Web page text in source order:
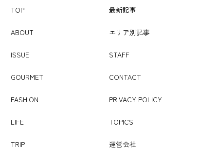
TOP 最新記事
ABOUT エリア別記事
ISSUE STAFF
GOURMET CONTACT
FASHION PRIVACY POLICY
LIFE TOPICS
TRIP 運営会社